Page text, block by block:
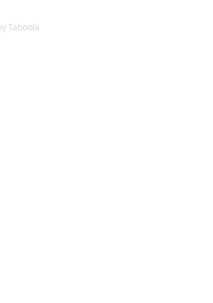
Taboola